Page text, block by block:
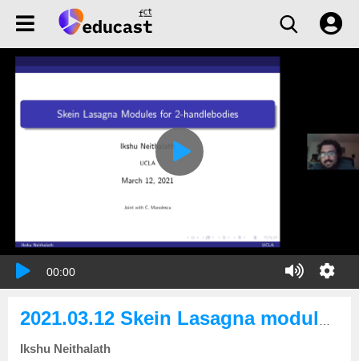
00:00
Ikshu Neithalath